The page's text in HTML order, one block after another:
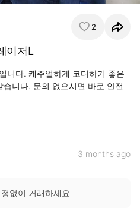
2
이저L
니다. 캐주얼하게 코디하기 좋은
니다. 문의 없으시면 바로 안전
3 months ago
없이 거래하세요